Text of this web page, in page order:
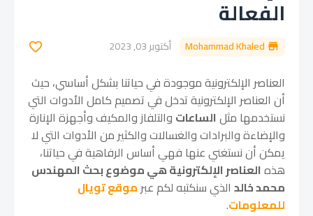
الفعالة
Mohammad Khaled أكتوبر 03, 2023
العناصر الإلكترونية موجودة في حياتنا بشكل أساسي، حيث
أن العناصر الإلكترونية تدخل في تصميم كامل الأدوات التي
نستخدمها مثل الساعات والتلفاز والمكيف وأجهزة الإنارة
والإضاءة والبرادات والغسالات والكثير من الأدوات التي لا
يمكن أن نستغني عنها فهي أساس الرفاهية في حياتنا،
هذه العناصر الإلكترونية هي موضوع بحث المهندس
محمد خالد الذي سنكتبه لكم عبر موقع تويال
للمعلومات.